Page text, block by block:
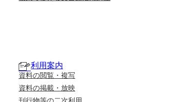
利用案内
資料の閲覧・複写
資料の掲載・放映